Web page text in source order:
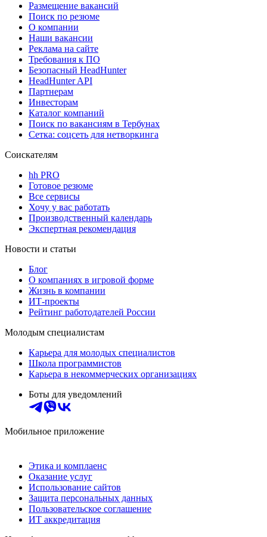
Размещение вакансий
Поиск по резюме
О компании
Наши вакансии
Реклама на сайте
Требования к ПО
Безопасный HeadHunter
HeadHunter API
Партнерам
Инвесторам
Каталог компаний
Поиск по вакансиям в Тербунах
Сетка: соцсеть для нетворкинга
Соискателям
hh PRO
Готовое резюме
Все сервисы
Хочу у вас работать
Производственный календарь
Экспертная рекомендация
Новости и статьи
Блог
О компаниях в игровой форме
Жизнь в компании
ИТ-проекты
Рейтинг работодателей России
Молодым специалистам
Карьера для молодых специалистов
Школа программистов
Карьера в некоммерческих организациях
Боты для уведомлений
Мобильное приложение
Этика и комплаенс
Оказание услуг
Использование сайтов
Защита персональных данных
Пользовательское соглашение
ИТ аккредитация